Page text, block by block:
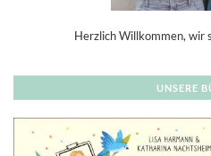
Herzlich Willkommen, wir
UNSERE